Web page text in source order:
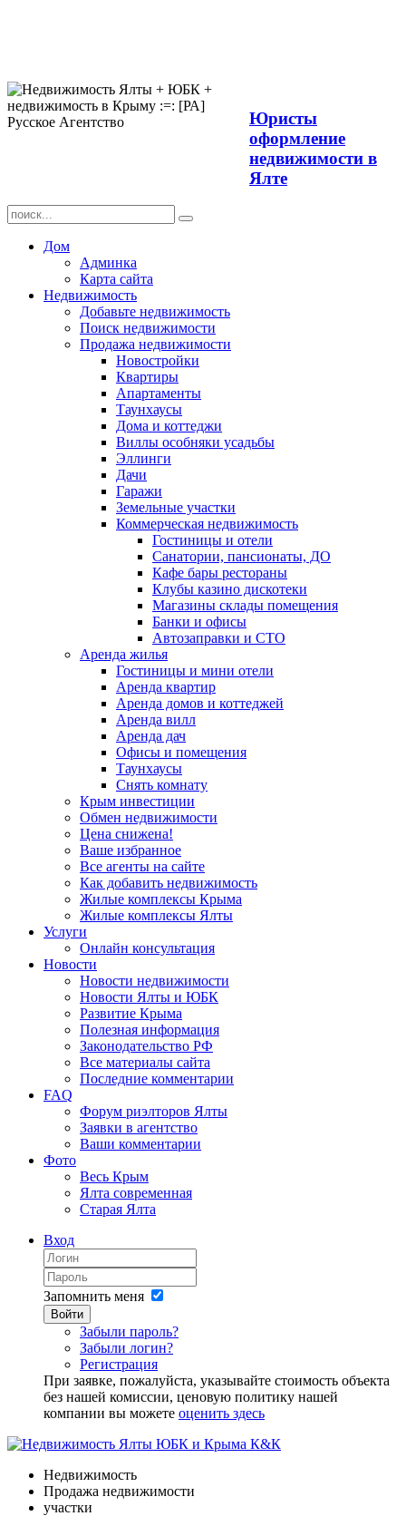
Юристы
оформление
недвижимости в
Ялте
Дом
Админка
Карта сайта
Недвижимость
Добавьте недвижимость
Поиск недвижимости
Продажа недвижимости
Новостройки
Квартиры
Апартаменты
Таунхаусы
Дома и коттеджи
Виллы особняки усадьбы
Эллинги
Дачи
Гаражи
Земельные участки
Коммерческая недвижимость
Гостиницы и отели
Санатории, пансионаты, ДО
Кафе бары рестораны
Клубы казино дискотеки
Магазины склады помещения
Банки и офисы
Автозаправки и СТО
Аренда жилья
Гостиницы и мини отели
Аренда квартир
Аренда домов и коттеджей
Аренда вилл
Аренда дач
Офисы и помещения
Таунхаусы
Снять комнату
Крым инвестиции
Обмен недвижимости
Цена снижена!
Ваше избранное
Все агенты на сайте
Как добавить недвижимость
Жилые комплексы Крыма
Жилые комплексы Ялты
Услуги
Онлайн консультация
Новости
Новости недвижимости
Новости Ялты и ЮБК
Развитие Крыма
Полезная информация
Законодательство РФ
Все материалы сайта
Последние комментарии
FAQ
Форум риэлторов Ялты
Заявки в агентство
Ваши комментарии
Фото
Весь Крым
Ялта современная
Старая Ялта
Вход
Запомнить меня
Войти
Забыли пароль?
Забыли логин?
Регистрация
При заявке, пожалуйста, указывайте стоимость объекта
без нашей комиссии, ценовую политику нашей
компании вы можете оценить здесь
Недвижимость
Продажа недвижимости
участки